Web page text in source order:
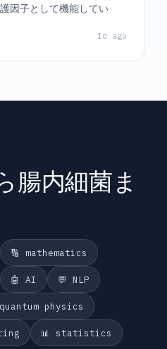
因子として機能してい
1d ago
腸内細菌ま
🔢 mathematics
🤖 AI 💬 NLP
physics
📊 statistics